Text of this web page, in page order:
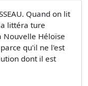
Quand on lit
littéra­ ture
Nouvelle Héloïse
qu'il ne l'est
dont il est